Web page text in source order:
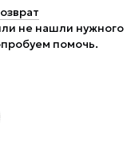
не нашли нужного
помочь.